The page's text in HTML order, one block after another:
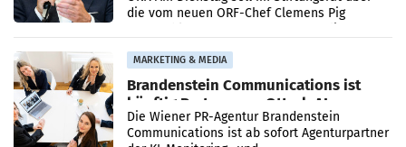
die vom neuen ORF-Chef Clemens Pig
MARKETING & MEDIA
Brandenstein Communications ist
künftig Partner von OtterlyAI
Die Wiener PR-Agentur Brandenstein
Communications ist ab sofort Agenturpartner